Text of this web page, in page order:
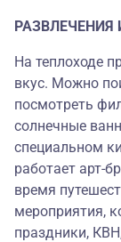
РАЗВЛЕЧЕНИЯ
На теплоходе
вкус. Можно
посмотреть
солнечные
специальном
работает арт-
время
мероприятия,
праздники,